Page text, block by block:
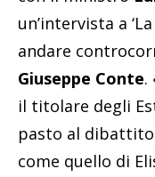
un’intervista a
andare
Giuseppe Conte.
il titolare degli
pasto al
come quello di